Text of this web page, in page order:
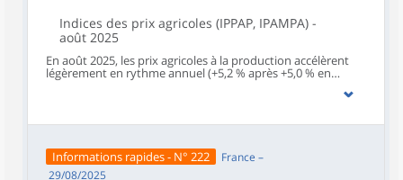
Indices des prix agricoles (IPPAP, IPAMPA) -
août 2025
En août 2025, les prix agricoles à la production accélèrent
légèrement en rythme annuel (+5,2 % après +5,0 % en
juillet). Sur un mois, les prix à la production des produits
agricoles non impactés par un caractère saisonnier – hors
coupées et plantes en pots – accélèrent aussi (+0,5 % après
production agricole repartent légèrement à la hausse
(+0,2 % en août, après ‑0,2 % en juillet), pour la première fois
depuis avril 2023. Ils se replient sur un mois (‑0,6 % après
Informations rapides - N° 222
France –
29/08/2025